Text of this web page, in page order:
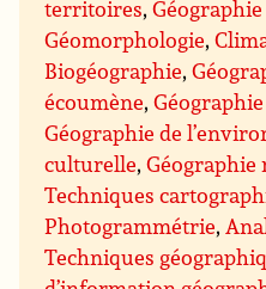
territoires,
Géomorphologie,
Biogéographie,
écoumène,
Géographie de
culturelle,Géographie
Techniques
Photogrammétrie,
Techniques